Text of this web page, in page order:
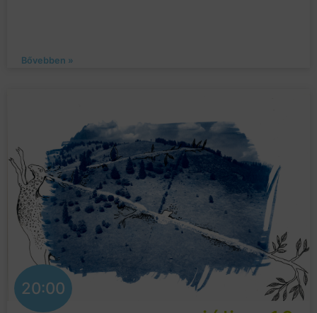
Bővebben »
20:00